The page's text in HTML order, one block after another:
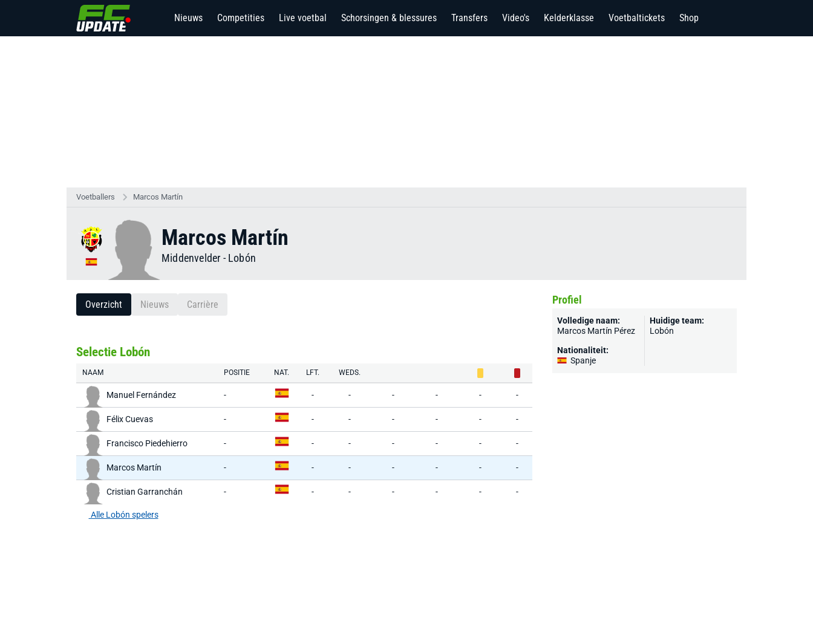
Nieuws Competities Live voetbal Schorsingen & blessures Transfers Video's Kelderklasse Voetbaltickets Shop
Voetballers Marcos Martín
Marcos Martín
Middenvelder - Lobón
Overzicht Nieuws Carrière
Selectie Lobón
NAAM POSITIE NAT. LFT. WEDS.
Manuel Fernández - - - - - - -
Félix Cuevas - - - - - - -
Francisco Piedehierro - - - - - - -
Marcos Martín - - - - - - -
Cristian Garranchán - - - - - - -
Alle Lobón spelers
Profiel
Volledige naam:
Marcos Martín Pérez
Nationaliteit:
Spanje
Huidige team:
Lobón